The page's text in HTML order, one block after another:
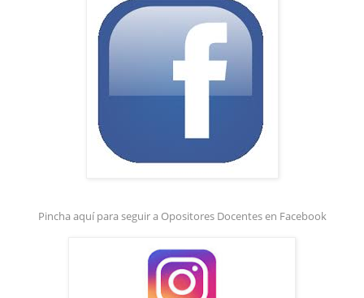
Pincha aquí para seguir a Opositores Docentes en Facebook